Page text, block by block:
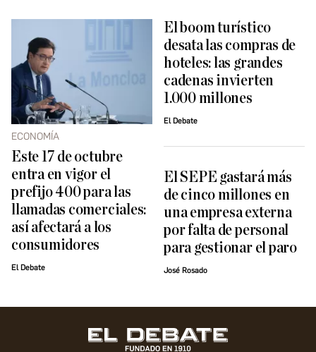
ECONOMÍA
Este 17 de octubre
entra en vigor el
prefijo 400 para las
llamadas comerciales:
así afectará a los
consumidores
El Debate
El boom turístico
desata las compras de
hoteles: las grandes
cadenas invierten
1.000 millones
El Debate
El SEPE gastará más
de cinco millones en
una empresa externa
por falta de personal
para gestionar el paro
José Rosado